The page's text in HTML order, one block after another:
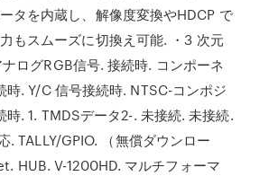
タを内蔵し、解像度変換やHDCP で
もスムーズに切換え可能. ・3 次元
ログRGB信号. 接続時. コンポーネ
時. Y/C 信号接続時. NTSC-コンポジ
時. 1. TMDSデータ2-. 未接続. 未接続.
. TALLY/GPIO. （無償ダウンロー
HUB. V-1200HD. マルチフォーマ